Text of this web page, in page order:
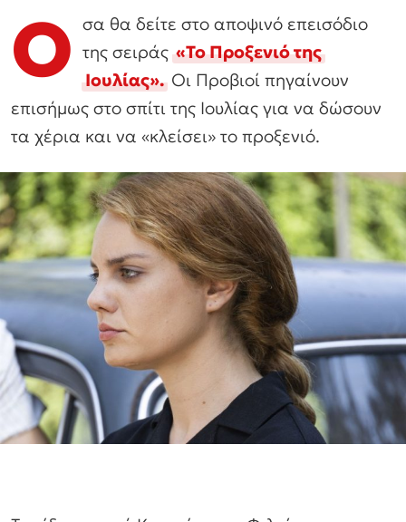
Ό σα θα δείτε στο αποψινό επεισόδιο
της σειράς«Το Προξενιό της
Ιουλίας».Οι Προβιοί πηγαίνουν
επισήμως στο σπίτι της Ιουλίας για να δώσουν
τα χέρια και να «κλείσει» το προξενιό.